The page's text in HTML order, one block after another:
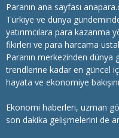
Paranın ana sayfası
Türkiye ve dünya
yatırımcılara para kazanma
fikirleri ve para harcama
Paranın merkezinden
trendlerine kadar en güncel
hayata ve ekonomiye
Ekonomi haberleri, uzman
son dakika gelişmelerini de